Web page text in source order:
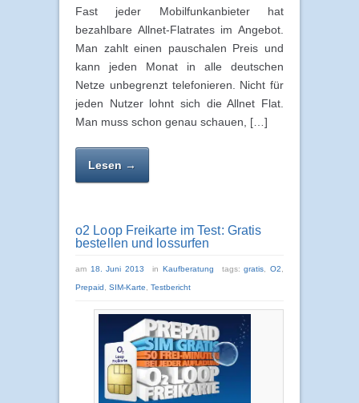
Fast jeder Mobilfunkanbieter hat
bezahlbare Allnet-Flatrates im Angebot.
Man zahlt einen pauschalen Preis und
kann jeden Monat in alle deutschen
Netze unbegrenzt telefonieren. Nicht für
jeden Nutzer lohnt sich die Allnet Flat.
Man muss schon genau schauen, […]
Lesen →
o2 Loop Freikarte im Test: Gratis
bestellen und lossurfen
am 18. Juni 2013 in Kaufberatung tags:gratis,O2,
Prepaid, SIM-Karte, Testbericht